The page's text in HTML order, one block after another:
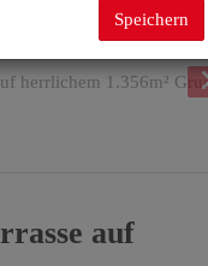
auf
Speichern